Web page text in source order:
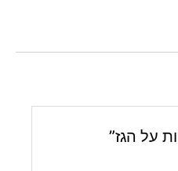
על הגז”